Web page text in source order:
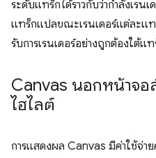
ระดับแทร็กได้ราวกับว่ากำลังเรน
แทร็กแปลขณะเรนเดอร์แต่ละแ
รับการเรนเดอร์อย่างถูกต้องใต้แ
Canvas นอกหน้าจ
ไฮไลต์
การแสดงผล Canvas มีค่าใช้จ่า